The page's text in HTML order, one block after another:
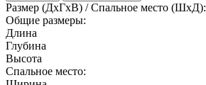
Размер (ДхГхВ) / Спальное место (ШхД):
Общие размеры:
Длина
Глубина
Высота
Спальное место: